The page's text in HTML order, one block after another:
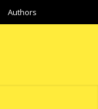
Authors